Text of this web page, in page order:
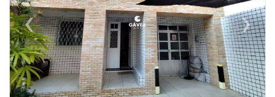
‹Previous ›Next